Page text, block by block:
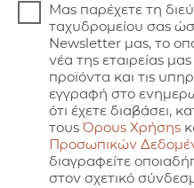
Μας παρέχετε τη
ταχυδρομείου σας
Newsletter μας, το
νέα της εταιρείας
προϊόντα και τις
εγγραφή στο
ότι έχετε διαβάσει,
τους Όρους Χρήσης
Προσωπικών
διαγραφείτε
στον σχετικό